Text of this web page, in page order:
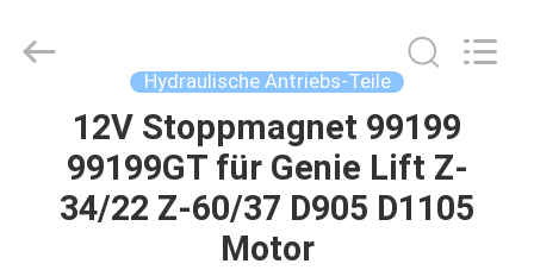
HAUS
PRODUKTE
Hydraulische Antriebs-Teile
12V Stoppmagnet 99199
99199GT für Genie Lift Z-
34/22 Z-60/37 D905 D1105
Motor